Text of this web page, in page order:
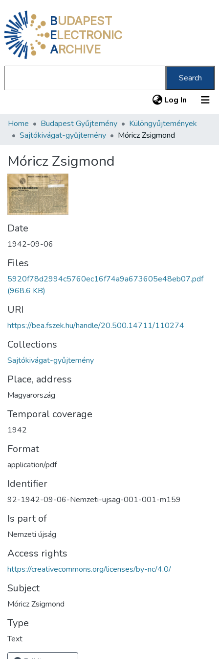
BUDAPEST
ELECTRONIC
ARCHIVE
Search
Log In (current)
Communities & Collections
Statistics
About us
Home Budapest Gyűjtemény
Különgyűjtemények
Sajtókivágat-gyűjtemény
Móricz Zsigmond
Móricz Zsigmond
Date
1942-09-06
Files
5920f78d2994c5760ec16f74a9a673605e48eb07.pdf
(968.6 KB)
URI
https://bea.fszek.hu/handle/20.500.14711/110274
Collections
Sajtókivágat-gyűjtemény
Place, address
Magyarország
Temporal coverage
1942
Format
application/pdf
Identifier
92-1942-09-06-Nemzeti-ujsag-001-001-m159
Is part of
Nemzeti újság
Access rights
https://creativecommons.org/licenses/by-nc/4.0/
Subject
Móricz Zsigmond
Type
Text